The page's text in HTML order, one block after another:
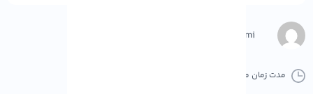
Negar Gerami
مدت زمان مطالعه :